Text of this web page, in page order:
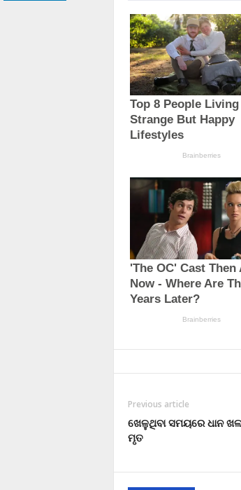
Previous article
ଖେଳୁଥିବା ସମୟରେ ଧାନ
ମୃତ